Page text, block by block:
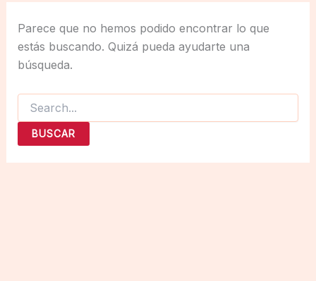
Parece que no hemos podido encontrar lo que
estás buscando. Quizá pueda ayudarte una
búsqueda.
Buscar
por: